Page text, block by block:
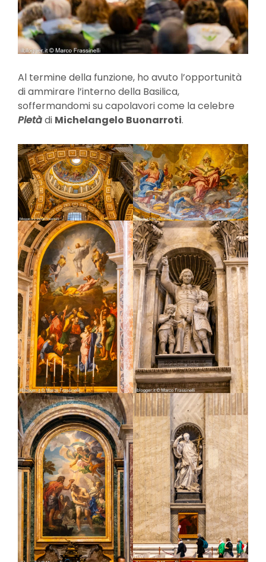
Al termine della funzione, ho avuto l’opportunità
di ammirare l’interno della Basilica,
soffermandomi su capolavori come la celebre
Pietàdi Michelangelo Buonarroti.